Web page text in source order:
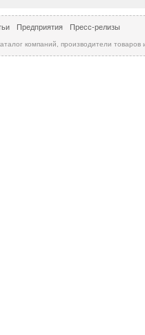
Предприятия Пресс-релизы
компаний, производители товаров